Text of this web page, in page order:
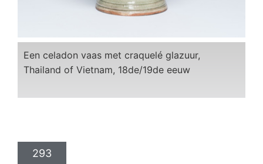
Een celadon vaas met craquelé glazuur,
Thailand of Vietnam, 18de/19de eeuw
293